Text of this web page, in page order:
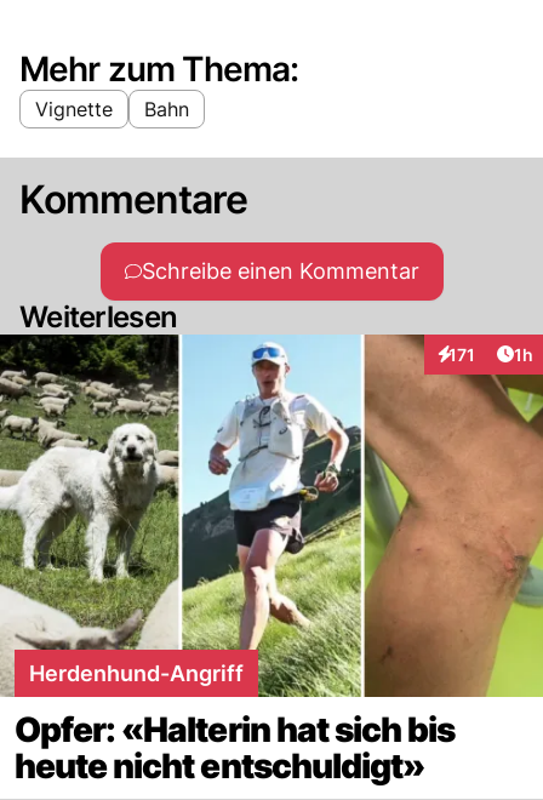
Mehr zum Thema:
Vignette Bahn
Kommentare
Schreibe einen Kommentar
Weiterlesen
171
Interaktionen
1h
Herdenhund-Angriff
Opfer: «Halterin hat sich bis
heute nicht entschuldigt»